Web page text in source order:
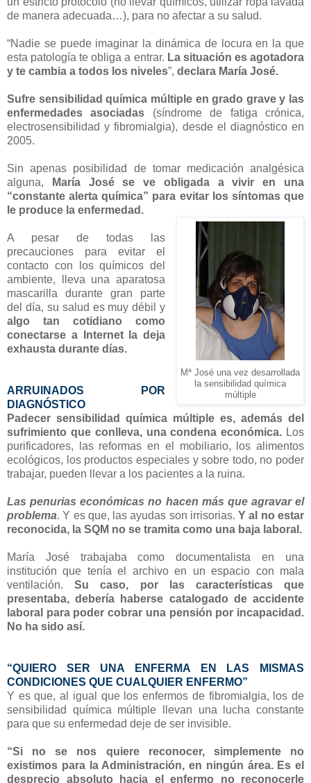
de manera adecuada…), para no afectar a su salud.
“Nadie se puede imaginar la dinámica de locura en la que
esta patología te obliga a entrar. La situación es agotadora
y te cambia a todos los niveles”, declara María José.
Sufre sensibilidad química múltiple en grado grave y las
enfermedades asociadas (síndrome de fatiga crónica,
electrosensibilidad y fibromialgia), desde el diagnóstico en
2005.
Sin apenas posibilidad de tomar medicación analgésica
alguna,
María José se ve obligada a vivir en una
“constante alerta química” para evitar los síntomas que
le produce la enfermedad.
Mª José una vez desarrollada
la sensibilidad química
múltiple
A pesar de todas las
precauciones para evitar el
contacto con los químicos del
ambiente, lleva una aparatosa
mascarilla durante gran parte
del día, su salud es muy débil y
algo tan cotidiano como
conectarse a Internet la deja
exhausta durante días.
ARRUINADOS POR
DIAGNÓSTICO
Padecer sensibilidad química múltiple es, además del
sufrimiento que conlleva, una condena económica. Los
purificadores, las reformas en el mobiliario, los alimentos
ecológicos, los productos especiales y sobre todo, no poder
trabajar, pueden llevar a los pacientes a la ruina.
Las penurias económicas no hacen más que agravar el
problema. Y es que, las ayudas son irrisorias. Y al no estar
reconocida, la SQM no se tramita como una baja laboral.
María José trabajaba como documentalista en una
institución que tenía el archivo en un espacio con mala
ventilación.Su caso, por las características que
presentaba, debería haberse catalogado de accidente
laboral para poder cobrar una pensión por incapacidad.
No ha sido así.
“QUIERO SER UNA ENFERMA EN LAS MISMAS
CONDICIONES QUE CUALQUIER ENFERMO”
Y es que, al igual que los enfermos de fibromialgia, los de
sensibilidad química múltiple llevan una lucha constante
para que su enfermedad deje de ser invisible.
“Si no se nos quiere reconocer, simplemente no
existimos para la Administración, en ningún área. Es el
desprecio absoluto hacia el enfermo no reconocerle